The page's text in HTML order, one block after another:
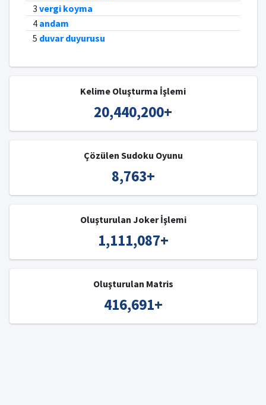
3 vergi koyma
4 andam
5 duvar duyurusu
Kelime Oluşturma İşlemi
20,440,200+
Çözülen Sudoku Oyunu
8,763+
Oluşturulan Joker İşlemi
1,111,087+
Oluşturulan Matris
416,691+